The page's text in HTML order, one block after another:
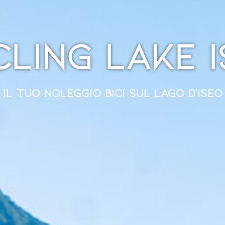
Lake
Il tuo noleggio bici sul Lago d’Iseo